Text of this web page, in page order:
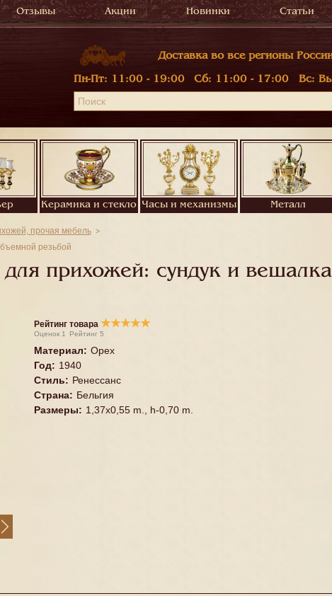
Отзывы Акции Новинки Статьи
Доставка во все регионы
Пн-Пт: 11:00 - 19:00 Сб: 11:00 - 17:00 Вс:
Керамика и стекло Часы и механизмы Металл
прочая мебель
резьбой
прихожей: сундук и
Рейтинг товара ★★★★★
Оценок 1 Рейтинг 5
Материал: Орех
Год: 1940
Стиль: Ренессанс
Страна: Бельгия
Размеры: 1,37x0,55 m., h-0,70 m.